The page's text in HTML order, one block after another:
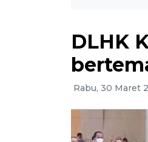
DLHK
Rabu, 30 Maret